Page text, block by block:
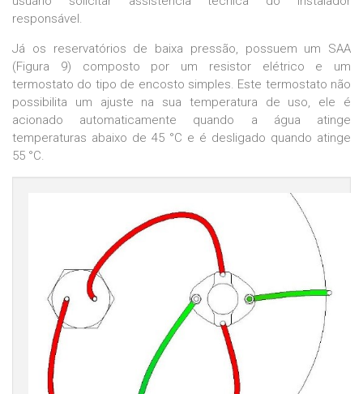
responsável.
Já os reservatórios de baixa pressão, possuem um SAA
(Figura 9) composto por um resistor elétrico e um
termostato do tipo de encosto simples. Este termostato não
possibilita um ajuste na sua temperatura de uso, ele é
acionado automaticamente quando a água atinge
temperaturas abaixo de 45 °C e é desligado quando atinge
55 °C.